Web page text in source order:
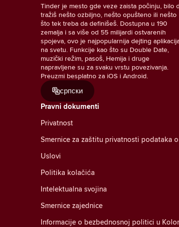
Tinder je mesto gde veze zaista počinju, bilo
tražiš nešto ozbiljno, nešto opušteno ili nešto
što tek treba da definišeš. Dostupna u 190
zemalja i sa više od 55 milijardi ostvarenih
spojeva, ovo je najpopularnija dejting
na svetu. Funkcije kao što su Double Date,
muzički režim, pasoš, Hemija i druge
napravljene su za svaku vrstu povezivanja.
Preuzmi besplatno za iOS i Android.
српски
Pravni dokumenti
Privatnost
Smernice za zaštitu privatnosti podataka
Uslovi
Politika kolačića
Intelektualna svojina
Smernice zajednice
Informacije o bezbednosnoj politici u